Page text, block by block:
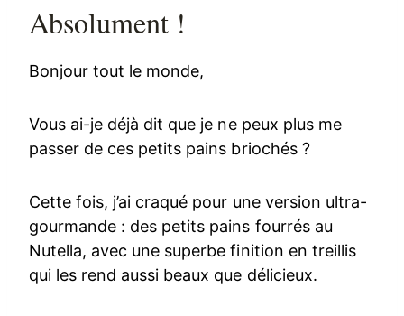
Absolument !
Bonjour tout le monde,
Vous ai-je déjà dit que je ne peux plus me
passer de ces petits pains briochés ?
Cette fois, j’ai craqué pour une version ultra-
gourmande : des petits pains fourrés au
Nutella, avec une superbe finition en treillis
qui les rend aussi beaux que délicieux.